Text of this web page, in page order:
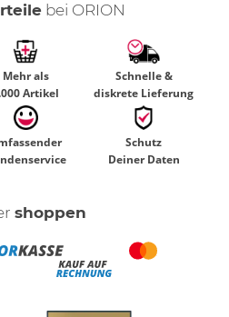
bei ORION
Mehr als
Artikel
Schnelle &
diskrete Lieferung
Schutz
Deiner Daten
shoppen